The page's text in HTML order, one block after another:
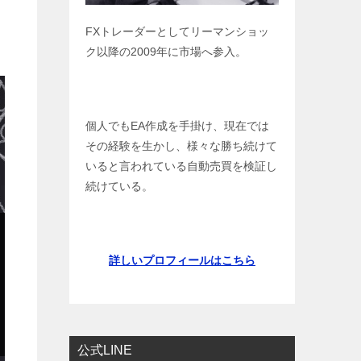
FXトレーダーとしてリーマンショッ
ク以降の2009年に市場へ参入。
個人でもEA作成を手掛け、現在では
その経験を生かし、様々な勝ち続けて
いると言われている自動売買を検証し
続けている。
詳しいプロフィールはこちら
公式LINE